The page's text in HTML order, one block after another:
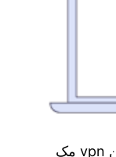
دانلود فیلترشکن برای مک بوک(بهترین vpn مک